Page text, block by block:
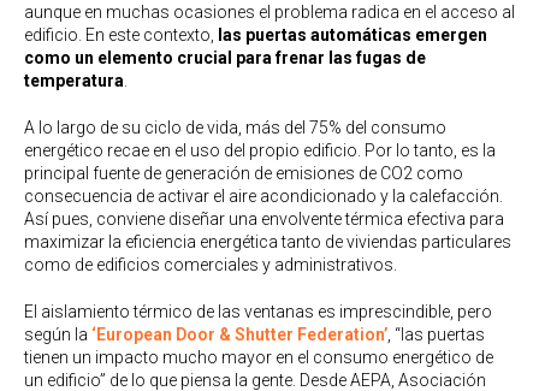
aunque en muchas ocasiones el problema radica en el acceso al
edificio. En este contexto, las puertas automáticas emergen
como un elemento crucial para frenar las fugas de
temperatura
A lo largo de su ciclo de vida, más del 75% del consumo
energético recae en el uso del propio edificio. Por lo tanto, es la
principal fuente de generación de emisiones de CO2 como
consecuencia de activar el aire acondicionado y la calefacción.
Así pues, conviene diseñar una envolvente térmica efectiva para
maximizar la eficiencia energética tanto de viviendas particulares
como de edificios comerciales y administrativos.
El aislamiento térmico de las ventanas es imprescindible, pero
según la ‘European Door & Shutter Federation’ , “las puertas
tienen un impacto mucho mayor en el consumo energético de
un edificio” de lo que piensa la gente. Desde AEPA, Asociación